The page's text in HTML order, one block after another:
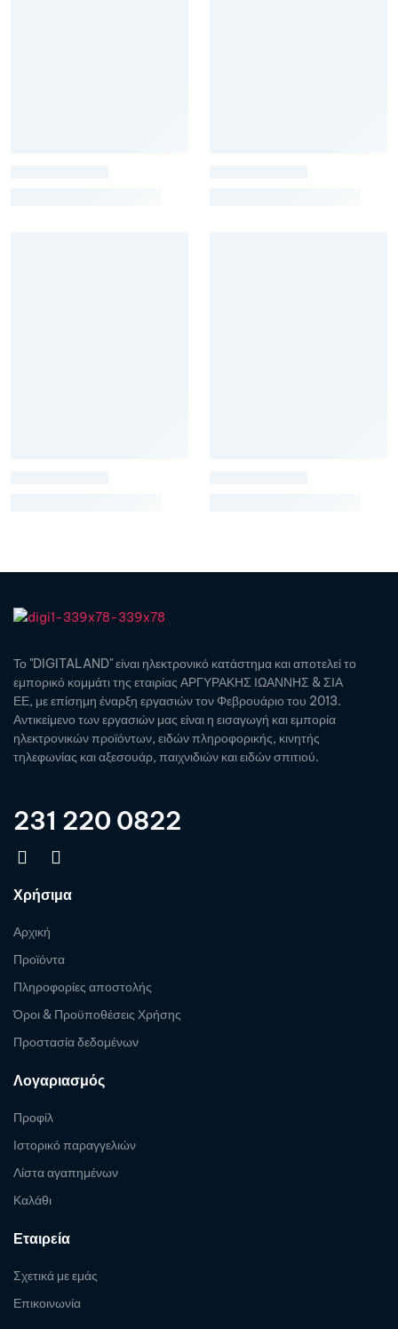
Το "DIGITALAND" είναι ηλεκτρονικό κατάστημα και αποτελεί το
εμπορικό κομμάτι της εταιρίας ΑΡΓΥΡΑΚΗΣ ΙΩΑΝΝΗΣ & ΣΙΑ
ΕΕ, με επίσημη έναρξη εργασιών τον Φεβρουάριο του 2013.
Αντικείμενο των εργασιών μας είναι η εισαγωγή και εμπορία
ηλεκτρονικών προϊόντων, ειδών πληροφορικής, κινητής
τηλεφωνίας και αξεσουάρ, παιχνιδιών και ειδών σπιτιού.
231 220 0822
Χρήσιμα
Αρχική
Προϊόντα
Πληροφορίες αποστολής
Όροι & Προϋποθέσεις Χρήσης
Προστασία δεδομένων
Λογαριασμός
Προφίλ
Ιστορικό παραγγελιών
Λίστα αγαπημένων
Καλάθι
Εταιρεία
Σχετικά με εμάς
Επικοινωνία